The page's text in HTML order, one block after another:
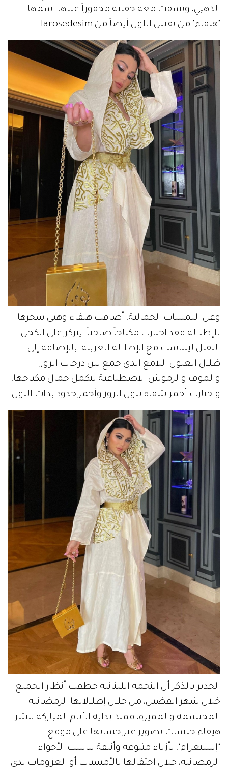
الذهبي، ونسقت معه حقيبة محفوراً عليها اسمها
"هيفاء" من نفس اللون أيضاً من larosedesim.
وعن اللمسات الجمالية، أضافت هيفاء وهبي سحرها
للإطلالة فقد اختارت مكياجاً صاخباً، يتركز على الكحل
الثقيل ليتناسب مع الإطلالة العربية، بالإضافة إلى
ظلال العيون اللامع الذي جمع بين درجات الروز
والموف والرموش الاصطناعية لتكمل جمال مكياجها،
واختارت أحمر شفاه بلون الروز وأحمر خدود بذات اللون.
الجدير بالذكر أن النجمة اللبنانية خطفت أنظار الجميع
خلال شهر الفضيل، من خلال إطلالاتها الرمضانية
المحتشمة والمميزة، فمنذ بداية الأيام المباركة تنشر
هيفاء جلسات تصوير عبر حسابها على موقع
"إنستغرام"، بأزياء متنوعة وأنيقة تناسب الأجواء
الرمضانية، خلال احتفالها بالأمسيات أو العزومات لدى